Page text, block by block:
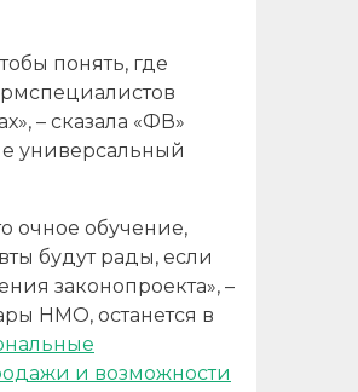
понять, где
– сказала «ФВ»
универсальный
очное обучение,
будут рады, если
законопроекта», –
НМО, останется в
и возможности